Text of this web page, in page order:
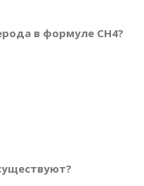
в формуле CH4?